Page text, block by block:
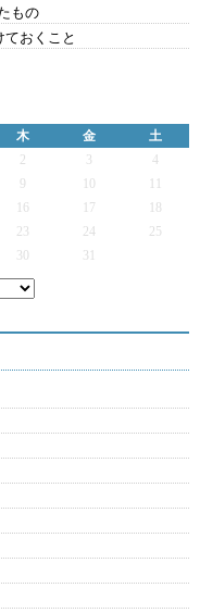
もの
おくこと
木 金
土
2 3
4
9
16 17
23 24
25
30 31